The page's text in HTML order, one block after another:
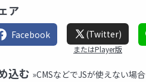
ア
Facebook (Twitter)
またはPlayer版
込む »CMSなどでJSが使えない場合